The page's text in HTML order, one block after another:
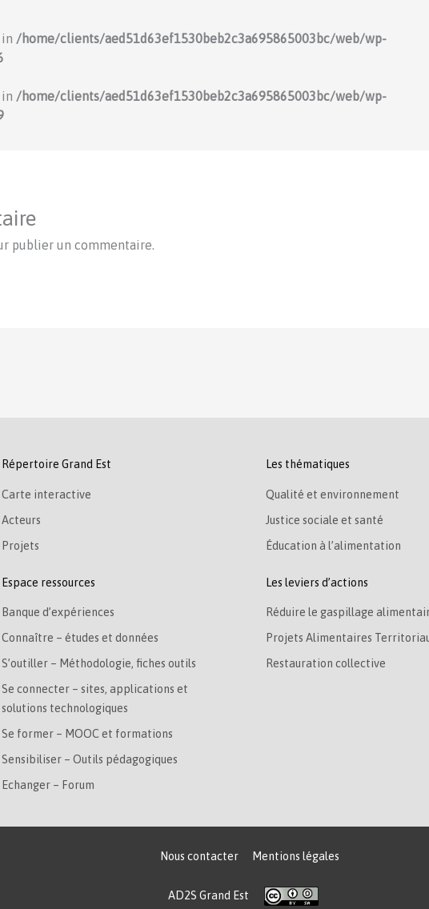
/home/clients/aed51d63ef1530beb2c3a695865003bc/web/wp-
/home/clients/aed51d63ef1530beb2c3a695865003bc/web/wp-
publier un commentaire.
Répertoire Grand Est
Carte interactive
Acteurs
Projets
Espace ressources
Banque d’expériences
Connaître – études et données
S’outiller – Méthodologie, fiches outils
Se connecter – sites, applications et
solutions technologiques
Se former – MOOC et formations
Sensibiliser – Outils pédagogiques
Echanger – Forum
Les thématiques
Qualité et environnement
Justice sociale et santé
Éducation à l’alimentation
Les leviers d’actions
Réduire le gaspillage
Projets Alimentaires
Restauration collective
Nous contacter Mentions légales
AD2S Grand Est